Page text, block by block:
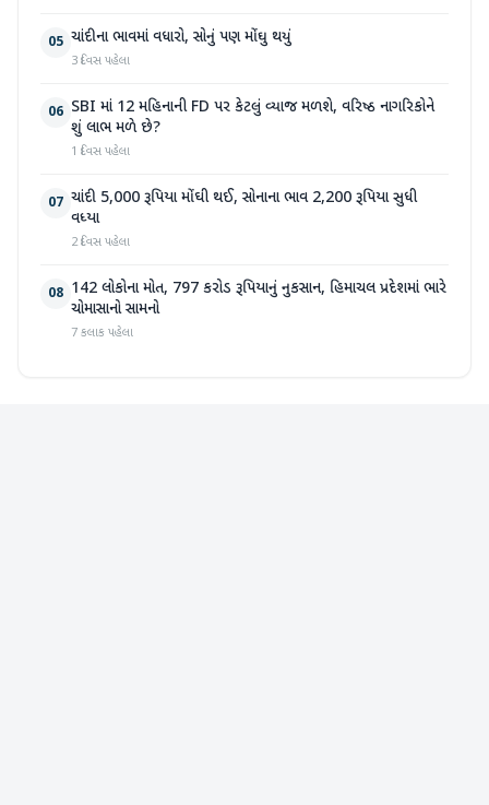
05 ચાંદીના ભાવમાં વધારો, સોનું પણ મોંઘુ થયું
3 દિવસ પહેલા
06 SBI માં 12 મહિનાની FD પર કેટલું વ્યાજ મળશે, વરિષ્ઠ નાગરિકોને
શું લાભ મળે છે?
1 દિવસ પહેલા
07 ચાંદી 5,000 રૂપિયા મોંઘી થઈ, સોનાના ભાવ 2,200 રૂપિયા સુધી
વધ્યા
2 દિવસ પહેલા
08 142 લોકોના મોત, 797 કરોડ રૂપિયાનું નુકસાન, હિમાચલ પ્રદેશમાં ભારે
ચોમાસાનો સામનો
7 કલાક પહેલા